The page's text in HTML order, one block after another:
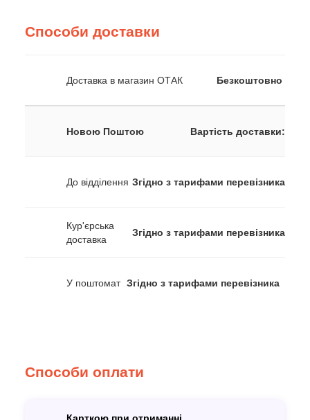
Способи доставки
Доставка в магазин ОТАК Безкоштовно
Новою Поштою Вартість доставки:
До відділення Згідно з тарифами перевізника
Кур'єрська
доставка
Згідно з тарифами перевізника
У поштомат Згідно з тарифами перевізника
Способи оплати